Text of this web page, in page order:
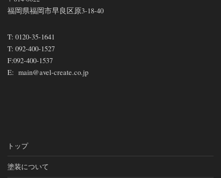
福岡県福岡市早良区原3-18-40
T: 0120-35-1641
T: 092-400-1527
F:092-400-1537
E: main@avel-create.co.jp
トップ
塗装について